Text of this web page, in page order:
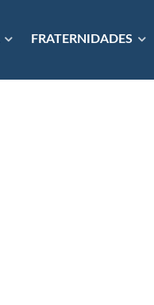
FRATERNIDADES